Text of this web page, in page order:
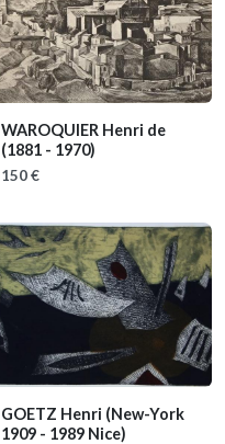
WAROQUIER Henri de
(1881 - 1970)
150 €
GOETZ Henri (New-York
1909 - 1989 Nice)